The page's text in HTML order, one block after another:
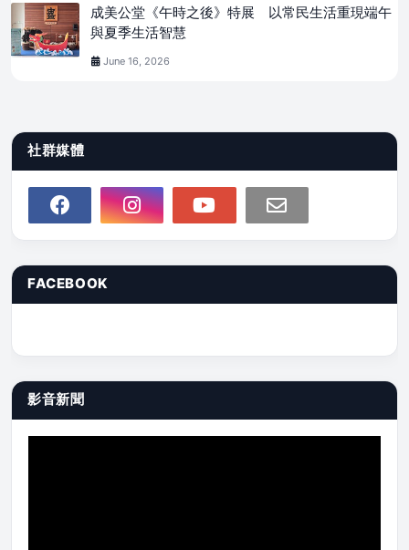
成美公堂《午時之後》特展 以常民生活重現端午
與夏季生活智慧
June 16, 2026
社群媒體
FACEBOOK
影音新聞